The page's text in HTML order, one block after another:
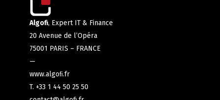
Algofi, Expert IT & Finance
20 Avenue de l’Opéra
75001 PARIS – FRANCE
—
www.algoﬁ.fr
T. +33 1 44 50 25 50